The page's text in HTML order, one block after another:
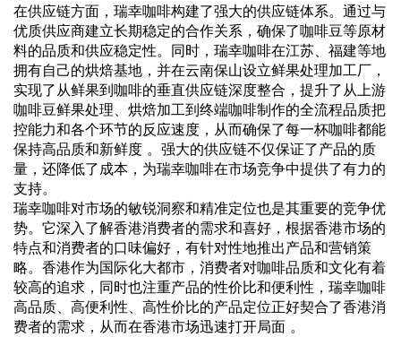
在供应链方面，瑞幸咖啡构建了强大的供应链体系。通过与
优质供应商建立长期稳定的合作关系，确保了咖啡豆等原材
料的品质和供应稳定性。同时，瑞幸咖啡在江苏、福建等地
拥有自己的烘焙基地，并在云南保山设立鲜果处理加工厂，
实现了从鲜果到咖啡的垂直供应链深度整合，提升了从上游
咖啡豆鲜果处理、烘焙加工到终端咖啡制作的全流程品质把
控能力和各个环节的反应速度，从而确保了每一杯咖啡都能
保持高品质和新鲜度 。强大的供应链不仅保证了产品的质
量，还降低了成本，为瑞幸咖啡在市场竞争中提供了有力的
支持。
瑞幸咖啡对市场的敏锐洞察和精准定位也是其重要的竞争优
势。它深入了解香港消费者的需求和喜好，根据香港市场的
特点和消费者的口味偏好，有针对性地推出产品和营销策
略。香港作为国际化大都市，消费者对咖啡品质和文化有着
较高的追求，同时也注重产品的性价比和便利性，瑞幸咖啡
高品质、高便利性、高性价比的产品定位正好契合了香港消
费者的需求，从而在香港市场迅速打开局面 。